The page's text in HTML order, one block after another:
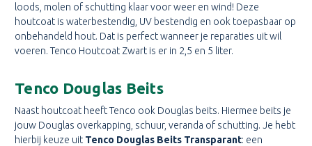
loods, molen of schutting klaar voor weer en wind! Deze
houtcoat is waterbestendig, UV bestendig en ook toepasbaar op
onbehandeld hout. Dat is perfect wanneer je reparaties uit wil
voeren. Tenco Houtcoat Zwart is er in 2,5 en 5 liter.
Tenco Douglas Beits
Naast houtcoat heeft Tenco ook Douglas beits. Hiermee beits je
jouw Douglas overkapping, schuur, veranda of schutting. Je hebt
hierbij keuze uit Tenco Douglas Beits Transparant: een